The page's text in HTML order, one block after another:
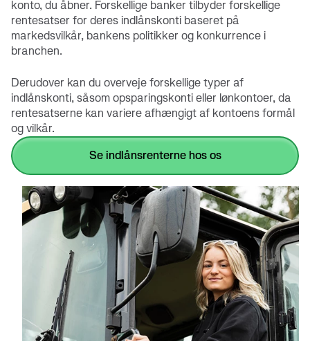
konto, du åbner. Forskellige banker tilbyder forskellige
rentesatser for deres indlånskonti baseret på
markedsvilkår, bankens politikker og konkurrence i
branchen.
Derudover kan du overveje forskellige typer af
indlånskonti, såsom opsparingskonti eller lønkontoer, da
rentesatserne kan variere afhængigt af kontoens formål
og vilkår.
Se indlånsrenterne hos os